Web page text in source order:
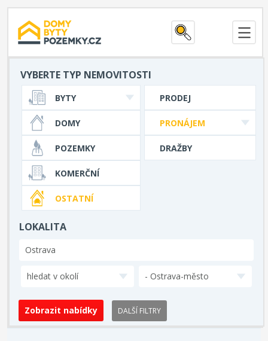
VYBERTE TYP NEMOVITOSTI
PRODEJ
PRONÁJEM
DRAŽBY
BYTY
DOMY
POZEMKY
KOMERČNÍ
OSTATNÍ
LOKALITA
hledat v okolí - Ostrava-město
DALŠÍ FILTRY